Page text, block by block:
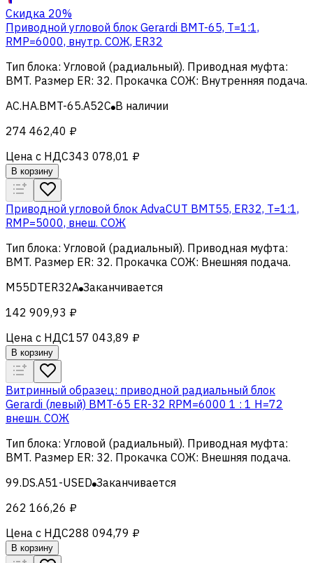
Скидка 20%
Приводной угловой блок Gerardi BMT-65, T=1:1,
RMP=6000, внутр. СОЖ, ER32
Тип блока: Угловой (радиальный). Приводная муфта:
BMT. Размер ER: 32. Прокачка СОЖ: Внутренняя подача.
AC.HA.BMT-65.A52C В наличии
274 462,40 ₽
Цена с НДС343 078,01 ₽
В корзину
Приводной угловой блок AdvaCUT BMT55, ER32, T=1:1,
RMP=5000, внеш. СОЖ
Тип блока: Угловой (радиальный). Приводная муфта:
BMT. Размер ER: 32. Прокачка СОЖ: Внешняя подача.
M55DTER32A Заканчивается
142 909,93 ₽
Цена с НДС157 043,89 ₽
В корзину
Витринный образец: приводной радиальный блок
Gerardi (левый) BMT-65 ER-32 RPM=6000 1 : 1 H=72
внешн. СОЖ
Тип блока: Угловой (радиальный). Приводная муфта:
BMT. Размер ER: 32. Прокачка СОЖ: Внешняя подача.
99.DS.A51-USED Заканчивается
262 166,26 ₽
Цена с НДС288 094,79 ₽
В корзину